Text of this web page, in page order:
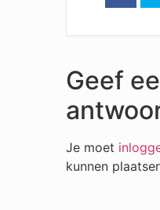
Geef
Je moet
kunnen